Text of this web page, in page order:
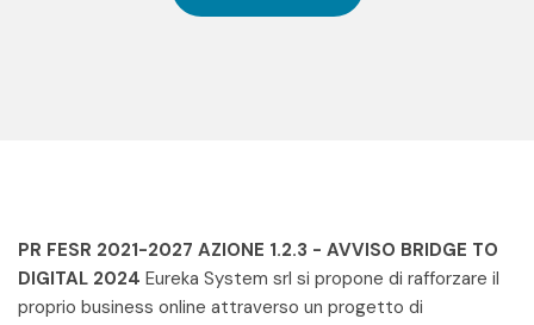
PR FESR 2021-2027 AZIONE 1.2.3 - AVVISO BRIDGE TO
DIGITAL 2024 Eureka System srl si propone di rafforzare il
proprio business online attraverso un progetto di